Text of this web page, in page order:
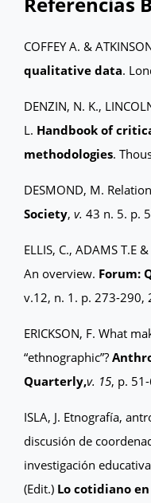
COFFEY A. &
qualitative data.
DENZIN, N. K.,
L. Handbook of
methodologies.
DESMOND, M.
Society, v. 43 n. 5. p.
ELLIS, C., ADAMS T.E
An overview. Forum:
v.12, n. 1. p. 273-290,
ERICKSON, F. What
“ethnographic”?
Quarterly,v. 15, p.
ISLA, J. Etnografía,
discusión de
investigación
(Edit.) Lo cotidiano